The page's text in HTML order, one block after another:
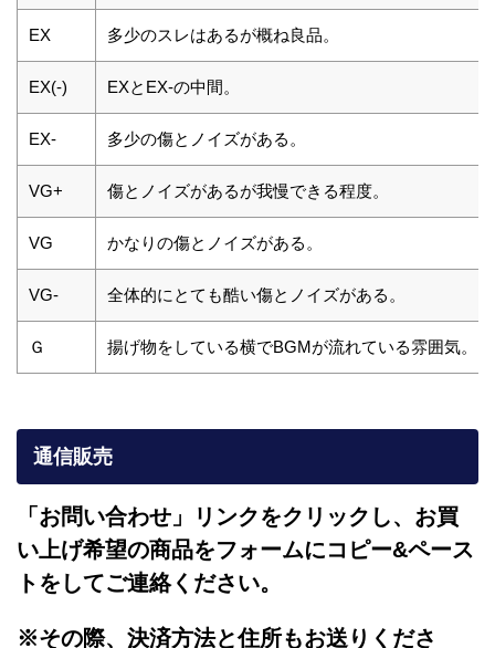
EX 多少のスレはあるが概ね良品。
EX(-) EXとEX-の中間。
EX- 多少の傷とノイズがある。
VG+ 傷とノイズがあるが我慢できる程度。
VG かなりの傷とノイズがある。
VG- 全体的にとても酷い傷とノイズがある。
Ｇ 揚げ物をしている横でBGMが流れている雰囲気。
通信販売
「お問い合わせ」リンクをクリックし、 お買
い上げ希望の商品をフォームにコピー&ペース
トをしてご連絡ください。
※その際、決済方法と住所もお送りくださ